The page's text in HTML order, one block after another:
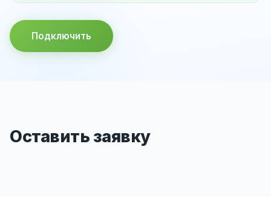
Подключить
Оставить заявку